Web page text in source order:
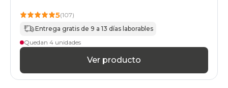
5(107)
Entrega gratis de 9 a 13 días laborables
Quedan 4 unidades
Ver producto